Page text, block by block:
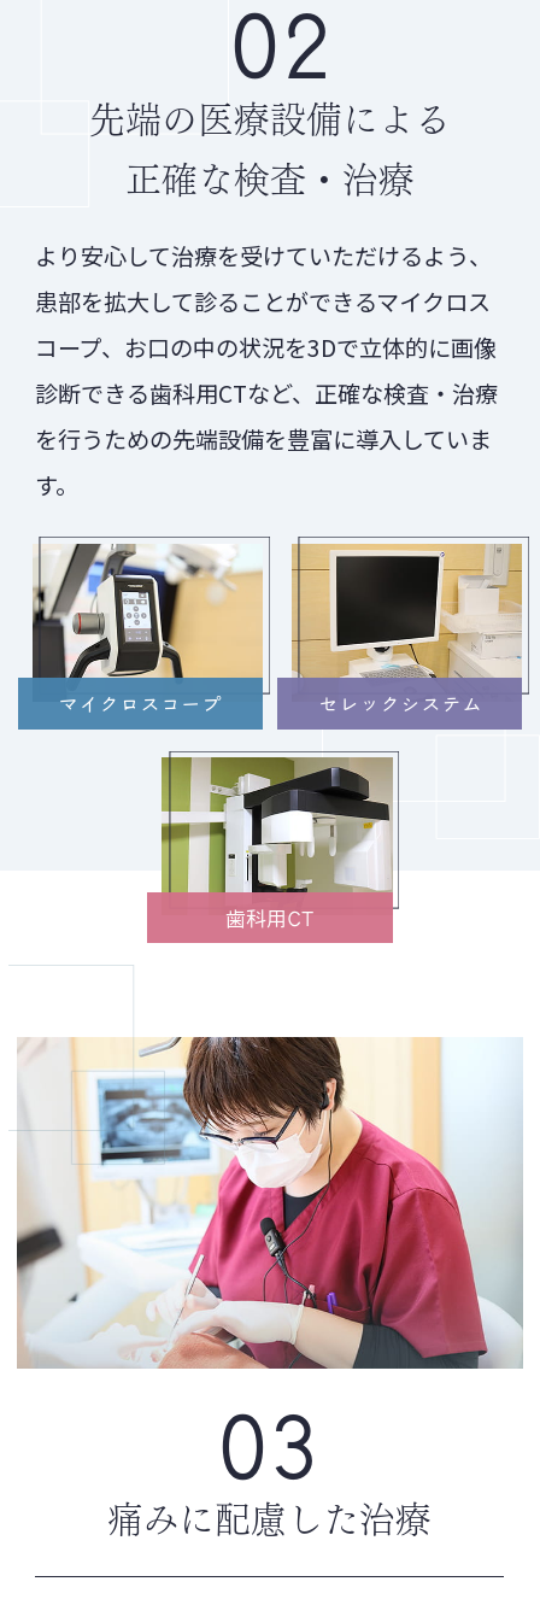
令和7年1月6日（月）
を開始いたします。
皆様にはご迷惑をおかけいたしますが、何
卒ご理解のほどよろしくお願い申し上げま
なお、休診期間中に急を要する場合は、 道
北口腔保健センター（0166-22-2290）を
ご利用くださいますようお願い申し上げま
す。
どうぞ良いお年をお迎えください。
医療法人MUSASHI 武蔵デンタルクリニッ
ク
2024.07.29
夏季休業のお知らせ
平素より武蔵デンタルクリニックをご利用
いただき、誠にありがとうございます。
誠に勝手ながら、当医院は以下の期間、夏
季休業とさせていただきます。
2024年8月9日（金） ～ 2024年8月15日
休業期間中は、急患対応や通常の診療は行
っておりませんので、何卒ご了承ください
ますようお願い申し上げます。
す。
休業期間中に緊急のご用件がございました
道北口腔保健センター【0166-22-
】をご利用ください。
皆様にはご不便をおかけいたしますが、何
卒ご理解とご協力を賜りますようお願い申
し上げます。
武蔵デンタルクリニック
院長 武蔵 章
住所: 〒078-8211 北海道旭川市1条通23丁
電話: 0166-37-6340
02
先端の 医療設備による
正確な検査・治療
より安心して治療を受けていただけるよう、
患部を拡大して診ることができるマイクロス
コープ、お口の中の状況を3Dで立体的に画像
診断できる歯科用CTなど、正確な検査・治療
を行うための先端設備を豊富に導入していま
す。
マイクロスコープ セレックシステム
歯科用CT
03
痛みに 配慮した治療